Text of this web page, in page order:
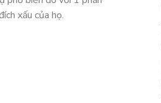
xấu của họ.